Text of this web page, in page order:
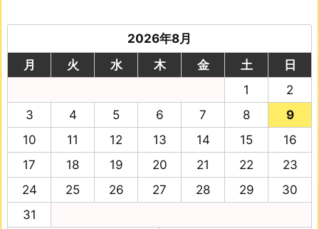
2026年8月
月
火 水 木 金 土
日
1
2
3
4 5 6 7 8
9
10
11 12 13 14 15
16
17
18 19 20 21 22
23
24
25 26 27 28 29
30
31